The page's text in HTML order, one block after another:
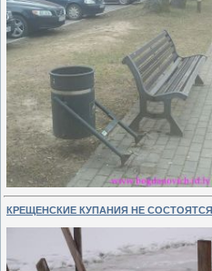
КРЕЩЕНСКИЕ КУПАНИЯ НЕ СОСТОЯТСЯ